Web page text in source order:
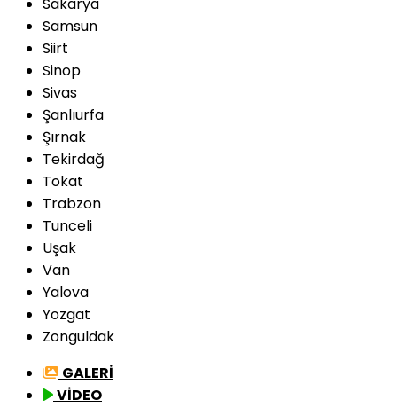
Samsun
Siirt
Sinop
Sivas
Şanlıurfa
Şırnak
Tekirdağ
Tokat
Trabzon
Tunceli
Uşak
Van
Yalova
Yozgat
Zonguldak
GALERİ
VİDEO